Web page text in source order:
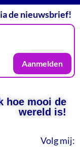
de nieuwsbrief!
Aanmelden
hoe mooi de
wereld is!
Volg mij: